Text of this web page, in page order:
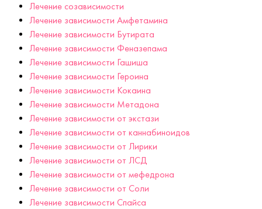
Лечение созависимости
Лечение зависимости Амфетамина
Лечение зависимости Бутирата
Лечение зависимости Феназепама
Лечение зависимости Гашиша
Лечение зависимости Героина
Лечение зависимости Кокаина
Лечение зависимости Метадона
Лечение зависимости от экстази
Лечение зависимости от каннабиноидов
Лечение зависимости от Лирики
Лечение зависимости от ЛСД
Лечение зависимости от мефедрона
Лечение зависимости от Соли
Лечение зависимости Спайса